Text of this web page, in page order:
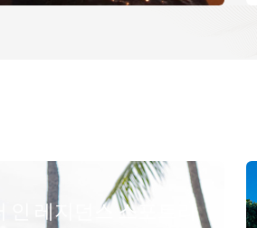
인 레지던스 스포트라